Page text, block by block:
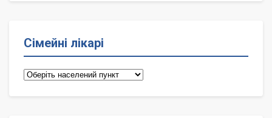
Сімейні лікарі
Сімейні